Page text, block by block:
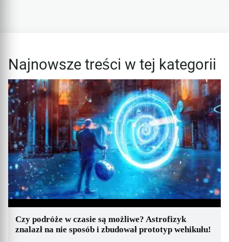
Najnowsze treści w tej kategorii
Czy podróże w czasie są możliwe? Astrofizyk
znalazł na nie sposób i zbudował prototyp wehikułu!